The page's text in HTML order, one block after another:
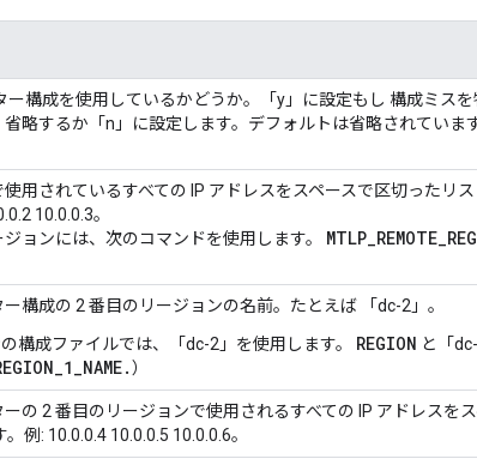
ー構成を使用しているかどうか。「y」に設定もし 構成ミス
略するか「n」に設定します。デフォルトは省略されています
用されているすべての IP アドレスをスペースで区切ったリス
10.0.0.3。
ョンには、次のコマンドを使用します。
構成の 2 番目のリージョンの名前。 たとえば 「dc-2」。
構成ファイルでは、「dc-2」を使用します。
REGION と「dc-
）
の 2 番目のリージョンで使用されるすべての IP アドレスを
例: 10.0.0.4 10.0.0.5 10.0.0.6。